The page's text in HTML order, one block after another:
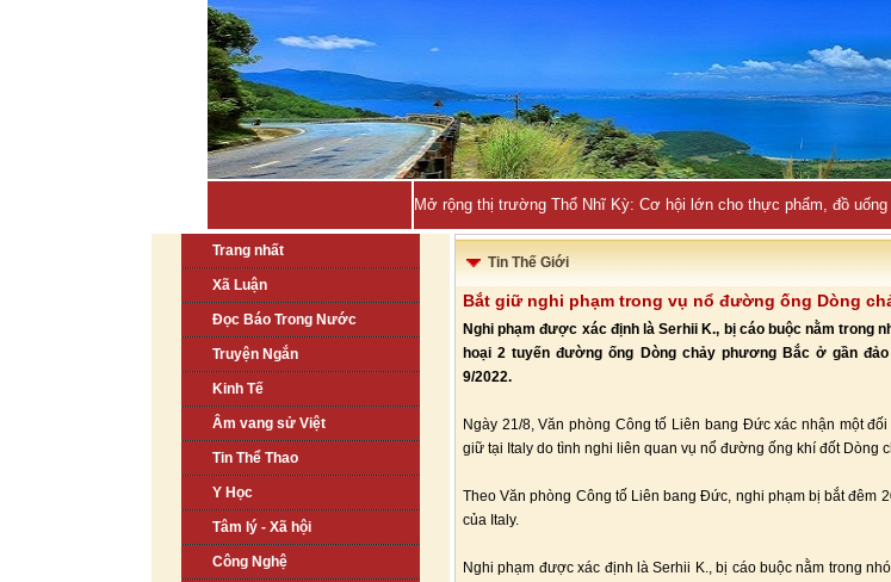
Mở rộng thị trường Thổ Nhĩ Kỳ: Cơ hội lớn cho thực phẩm, đồ uống
Trang nhất
Xã Luận
Đọc Báo Trong Nước
Truyện Ngắn
Kinh Tế
Âm vang sử Việt
Tin Thể Thao
Y Học
Tâm lý - Xã hội
Công Nghệ
Tin Thế Giới
Bắt giữ nghi phạm trong vụ nổ đường ống Dòng
Nghi phạm được xác định là Serhii K., bị cáo buộc nằm trong
hoại 2 tuyến đường ống Dòng chảy phương Bắc ở gần
9/2022.
Ngày 21/8, Văn phòng Công tố Liên bang Đức xác nhận một
giữ tại Italy do tình nghi liên quan vụ nổ đường ống khí đốt Dòng
Theo Văn phòng Công tố Liên bang Đức, nghi phạm bị bắt đêm
của Italy.
Nghi phạm được xác định là Serhii K., bị cáo buộc nằm trong